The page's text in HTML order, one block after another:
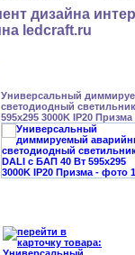
Универсальный
светодиодный
595x295 3000K IP20 Призма